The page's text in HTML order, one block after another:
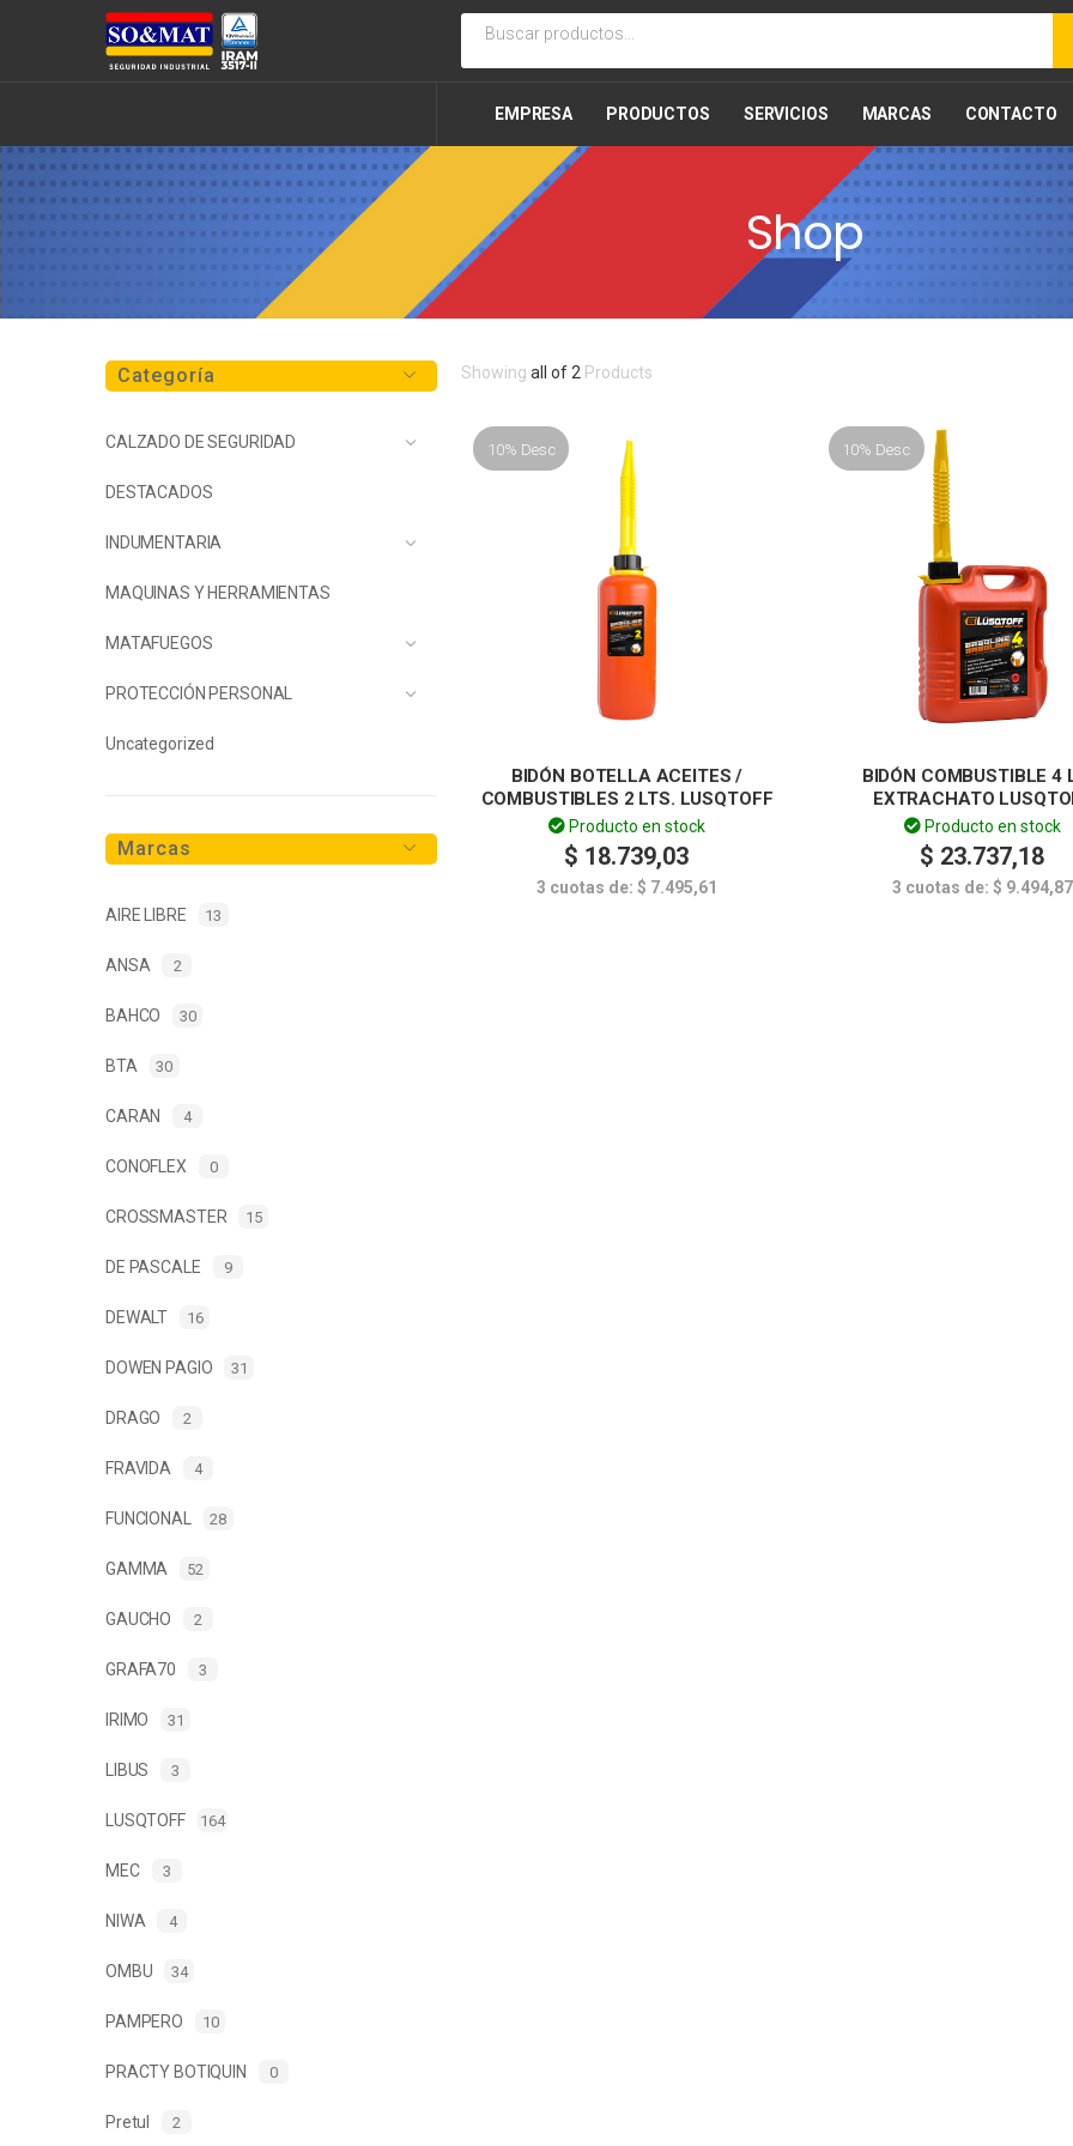
EMPRESA PRODUCTOS SERVICIOS MARCAS CONTACTO
Shop
Categoría
CALZADO DE SEGURIDAD
DESTACADOS
INDUMENTARIA
MAQUINAS Y HERRAMIENTAS
MATAFUEGOS
PROTECCIÓN PERSONAL
Uncategorized
Marcas
AIRE LIBRE 13
ANSA 2
BAHCO 30
BTA 30
CARAN 4
CONOFLEX 0
CROSSMASTER 15
DE PASCALE 9
DEWALT 16
DOWEN PAGIO 31
DRAGO 2
FRAVIDA 4
FUNCIONAL 28
GAMMA 52
GAUCHO 2
GRAFA70 3
IRIMO 31
LIBUS 3
LUSQTOFF 164
MEC 3
NIWA 4
OMBU 34
PAMPERO 10
PRACTY BOTIQUIN 0
Pretul 2
Showing all of 2 Products
10% Desc
BIDÓN BOTELLA ACEITES /
COMBUSTIBLES 2 LTS. LUSQTOFF
Producto en stock
$ 18.739,03
3 cuotas de: $ 7.495,61
10% Desc
BIDÓN COMBUSTIBLE 4
EXTRACHATO
Producto en stock
$ 23.737,18
3 cuotas de: $ 9.494,87